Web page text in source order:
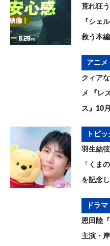
荒れ狂
『シェ
救う本
アニメ
クィア
メ 『レ
ス』10
トピッ
羽生結
「くま
を記念
ドラマ
恩田陸
主演・